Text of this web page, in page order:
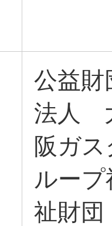
新規登
公益財
法人
阪ガス
ループ
祉財団